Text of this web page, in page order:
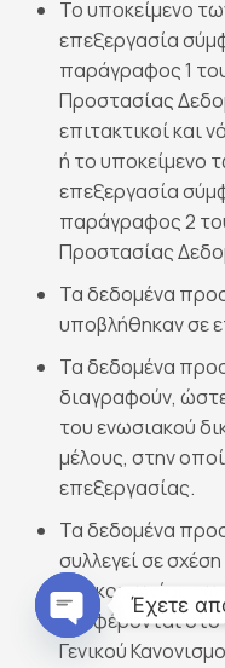
Το υποκείμενο
επεξεργασία
παράγραφος 1
Προστασίας
επιτακτικοί και
ή το υποκείμενο
επεξεργασία
παράγραφος 2
Προστασίας
Τα δεδομένα
υποβλήθηκαν σε
Τα δεδομένα
διαγραφούν,
του ενωσιακού
μέλους, στην
επεξεργασίας.
Τα δεδομένα
συλλεγεί σε
της κοινωνίας
αναφέρονται
Γενικού
Έχετε
Open